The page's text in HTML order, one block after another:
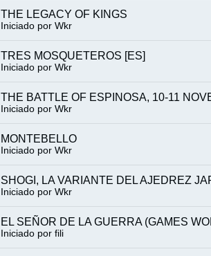
THE LEGACY OF KINGS
Iniciado por Wkr
TRES MOSQUETEROS [ES]
Iniciado por Wkr
THE BATTLE OF ESPINOSA, 10-11
Iniciado por Wkr
MONTEBELLO
Iniciado por Wkr
SHOGI, LA VARIANTE DEL AJEDREZ
Iniciado por Wkr
EL SEÑOR DE LA GUERRA (GAMES
Iniciado por fili